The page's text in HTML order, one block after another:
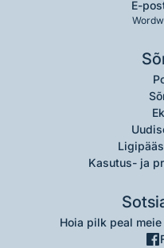
E-
Kasutus- ja
Hoia pilk peal